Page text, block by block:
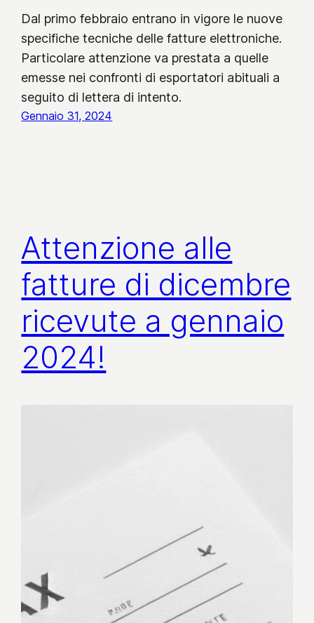
Dal primo febbraio entrano in vigore le nuove
specifiche tecniche delle fatture elettroniche.
Particolare attenzione va prestata a quelle
emesse nei confronti di esportatori abituali a
seguito di lettera di intento.
Gennaio 31, 2024
Attenzione alle
fatture di dicembre
ricevute a gennaio
2024!